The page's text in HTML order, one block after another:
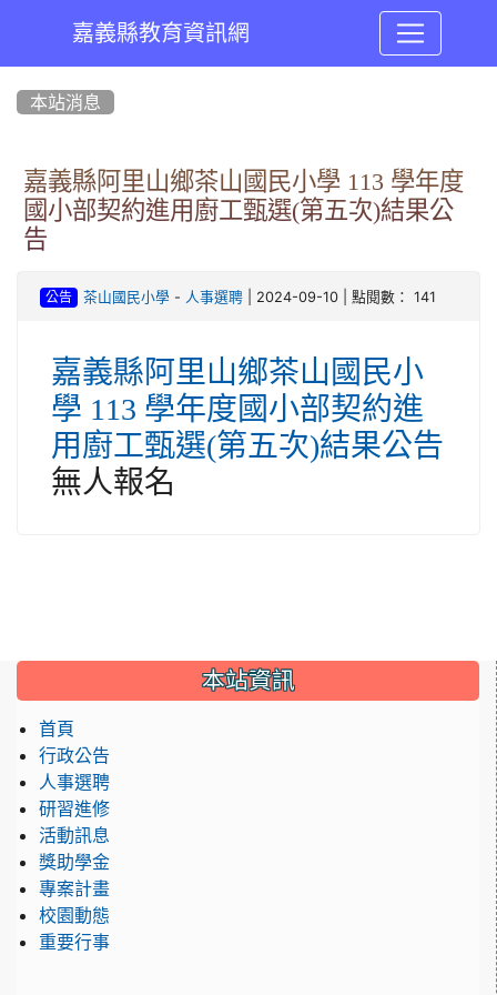
嘉義縣教育資訊網
本站消息
嘉義縣阿里山鄉茶山國民小學 113 學年度
國小部契約進用廚工甄選(第五次)結果公
告
公告 茶山國民小學- 人事選聘| 2024-09-10 | 點閱數： 141
嘉義縣阿里山鄉茶山國民小
學 113 學年度國小部契約進
用廚工甄選(第五次)結果公告
無人報名
::: 本站資訊
首頁
行政公告
人事選聘
研習進修
活動訊息
獎助學金
專案計畫
校園動態
重要行事